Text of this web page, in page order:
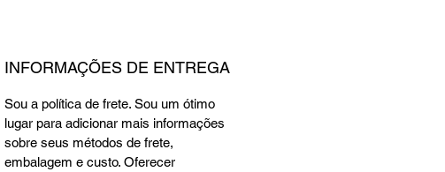
INFORMAÇÕES DE ENTREGA
Sou a política de frete. Sou um ótimo
lugar para adicionar mais informações
sobre seus métodos de frete,
embalagem e custo. Oferecer